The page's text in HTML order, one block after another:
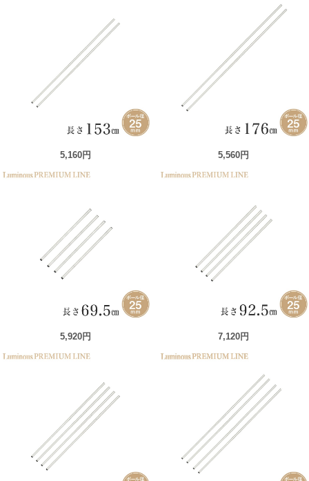
5,160円 5,560円
5,920円 7,120円